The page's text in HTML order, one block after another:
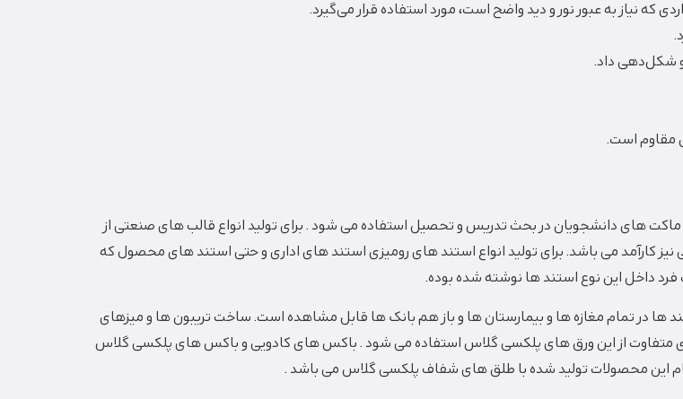
که نیاز به عبور نور و دید واضح است، مورد استفاده قرار می‌گیرد.
شکل‌دهی داد.
مقاوم است.
های دانشجویان در بحث تدریس و تحصیل استفاده می شود . برای تولید انواع قالب های صنعتی از
می باشد. برای تولید انواع استند های رومیزی استند های اداری و حتی استند های محصول که
داخل این نوع استند ها نوشته شده بوده.
ها در تمام مغازه ها و بیمارستان ها و باز هم بانک ها قابل مشاهده است. ساخت تریبون ها و میزهای
متفاوت از این ورق های پلکسی گلاس استفاده می شود . باکس های کادویی و باکس های پلکسی گلاس
این محصولات تولید شده با طلق های شفاف پلکسی گلاس می باشد .